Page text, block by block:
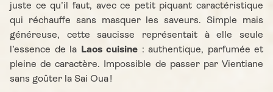
juste ce qu’il faut, avec ce petit piquant caractéristique
qui réchauffe sans masquer les saveurs. Simple mais
généreuse, cette saucisse représentait à elle seule
l’essence de la
Laos cuisine : authentique, parfumée et
pleine de caractère. Impossible de passer par Vientiane
sans goûter la Sai Oua !